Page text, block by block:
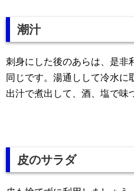
潮汁
刺身にした後のあらは、是非
同じです。湯通しして冷水に
出汁で煮出して、酒、塩で味
皮のサラダ